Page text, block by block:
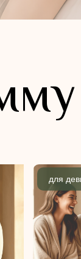
для